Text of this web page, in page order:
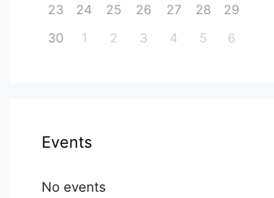
23
24 25 26 27 28
29
30
1 2 3 4 5 6
Events
No events